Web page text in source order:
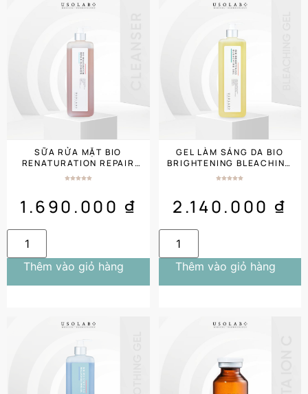
SỮA RỬA MẶT BIO
RENATURATION REPAIR
CLEANSER (1000ML)
1.690.000 ₫
Thêm vào giỏ hàng
GEL LÀM SÁNG DA BIO
BRIGHTENING BLEACHING
GEL 1000ML SALON
2.140.000 ₫
Thêm vào giỏ hàng